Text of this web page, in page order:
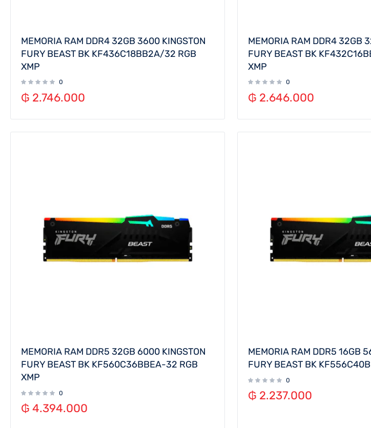
MEMORIA RAM DDR4 32GB 3600 KINGSTON
FURY BEAST BK KF436C18BB2A/32 RGB
XMP
0
₲ 2.746.000
MEMORIA RAM DDR4 32GB
FURY BEAST BK
XMP
0
₲ 2.646.000
MEMORIA RAM DDR5 32GB 6000 KINGSTON
FURY BEAST BK KF560C36BBEA-32 RGB
XMP
0
₲ 4.394.000
MEMORIA RAM DDR5 16GB
FURY BEAST BK
0
₲ 2.237.000